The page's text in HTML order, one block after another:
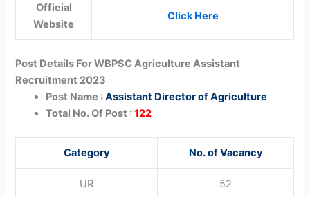
Official
Website
Click Here
Post Details For WBPSC Agriculture Assistant
Recruitment 2023
Post Name :Assistant Director of Agriculture
Total No. Of Post :122
Category No. of Vacancy
UR 52